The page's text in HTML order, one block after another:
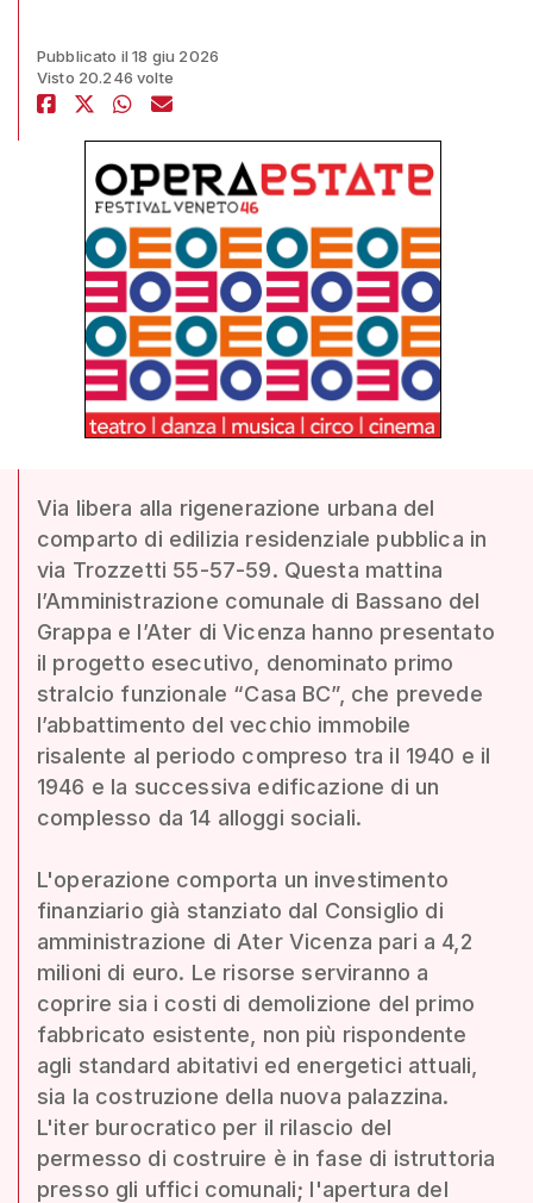
Pubblicato il 18 giu 2026
Visto 20.246 volte
Via libera alla rigenerazione urbana del
comparto di edilizia residenziale pubblica in
via Trozzetti 55-57-59. Questa mattina
l’Amministrazione comunale di Bassano del
Grappa e l’Ater di Vicenza hanno presentato
il progetto esecutivo, denominato primo
stralcio funzionale “Casa BC”, che prevede
l’abbattimento del vecchio immobile
risalente al periodo compreso tra il 1940 e il
1946 e la successiva edificazione di un
complesso da 14 alloggi sociali.
L'operazione comporta un investimento
finanziario già stanziato dal Consiglio di
amministrazione di Ater Vicenza pari a 4,2
milioni di euro. Le risorse serviranno a
coprire sia i costi di demolizione del primo
fabbricato esistente, non più rispondente
agli standard abitativi ed energetici attuali,
sia la costruzione della nuova palazzina.
L'iter burocratico per il rilascio del
permesso di costruire è in fase di istruttoria
presso gli uffici comunali; l'apertura del